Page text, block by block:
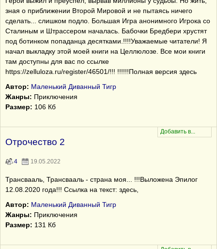
зная о приближении Второй Мировой и не пытаясь ничего
сделать... слишком подло. Большая Игра анонимного Игрока со
Сталиным и Штрассером началась. Бабочки Бредбери хрустят
под ботинком попаданца десятками.!!!!Уважаемые читатели! Я
начал выкладку этой моей книги на Целлюлозе. Все мои книги
там доступны для вас по ссылке
https://zelluloza.ru/register/46501/!!! !!!!!!Полная версия здесь
Автор: Маленький Диванный Тигр
Жанры: Приключения
Размер: 106 Кб
Отрочество 2
4 19.05.2022
Трансвааль, Трансвааль - страна моя... !!!Выложена Эпилог
12.08.2020 года!!! Ссылка на текст: здесь,
Автор: Маленький Диванный Тигр
Жанры: Приключения
Размер: 131 Кб